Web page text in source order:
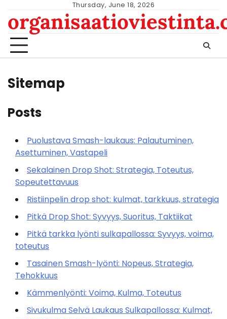
content
Thursday, June 18, 2026
Sitemap
Posts
Puolustava Smash-laukaus: Palautuminen,
Asettuminen, Vastapeli
Sekalainen Drop Shot: Strategia, Toteutus,
Sopeutettavuus
Ristiinpelin drop shot: kulmat, tarkkuus, strategia
Pitkä Drop Shot: Syvyys, Suoritus, Taktiikat
Pitkä tarkka lyönti sulkapallossa: Syvyys, voima,
toteutus
Tasainen Smash-lyönti: Nopeus, Strategia,
Tehokkuus
Kämmenlyönti: Voima, Kulma, Toteutus
Sivukulma Selvä Laukaus Sulkapallossa: Kulmat,